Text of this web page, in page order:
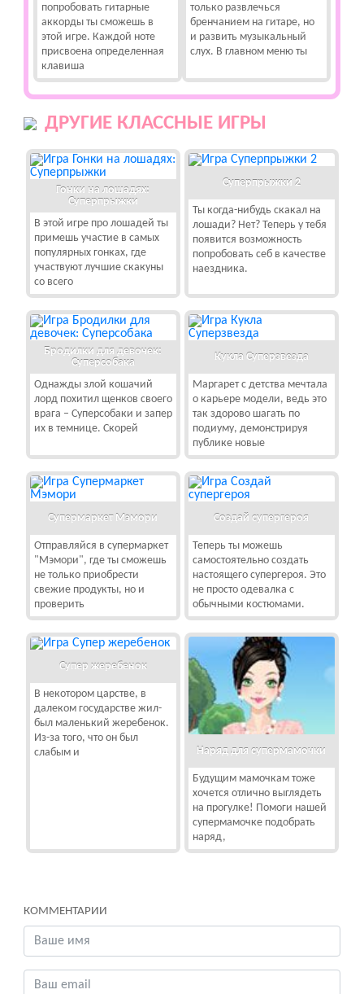
попробовать гитарные
аккорды ты сможешь в
этой игре. Каждой ноте
присвоена определенная
клавиша
только развлечься
бренчанием на гитаре, но
и развить музыкальный
слух. В главном меню ты
ДРУГИЕ КЛАССНЫЕ ИГРЫ
Гонки на лошадях:
Суперпрыжки
В этой игре про лошадей ты
примешь участие в самых
популярных гонках, где
участвуют лучшие скакуны
со всего
Суперпрыжки 2
Ты когда-нибудь скакал на
лошади? Нет? Теперь у тебя
появится возможность
попробовать себ в качестве
наездника.
Бродилки для девочек:
Суперсобака
Однажды злой кошачий
лорд похитил щенков своего
врага – Суперсобаки и запер
их в темнице. Скорей
Кукла Суперзвезда
Маргарет с детства мечтала
о карьере модели, ведь это
так здорово шагать по
подиуму, демонстрируя
публике новые
Супермаркет Мэмори
Отправляйся в супермаркет
"Мэмори", где ты сможешь
не только приобрести
свежие продукты, но и
проверить
Создай супергероя
Теперь ты можешь
самостоятельно создать
настоящего супергероя. Это
не просто одевалка с
обычными костюмами.
Супер жеребенок
В некотором царстве, в
далеком государстве жил-
был маленький жеребенок.
Из-за того, что он был
слабым и
Наряд для супермамочки
Будущим мамочкам тоже
хочется отлично выглядеть
на прогулке! Помоги нашей
супермамочке подобрать
наряд,
КОММЕНТАРИИ